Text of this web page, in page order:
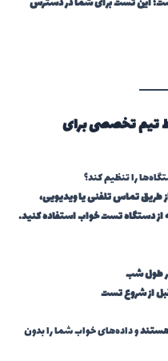
تیم تخصصی برای
را تنظیم کند؟
طریق تماس تلفنی یا ویدیویی،
دستگاه تست خواب استفاده کنید.
طول شب
از شروع تست
و داده‌های خواب شما را بدون